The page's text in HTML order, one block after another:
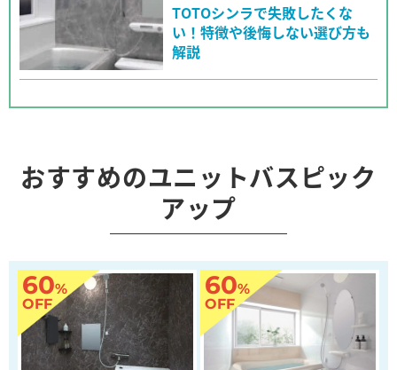
TOTOシンラで失敗したくな
い！特徴や後悔しない選び方も
解説
おすすめのユニットバスピック
アップ
60%
OFF
60%
OFF